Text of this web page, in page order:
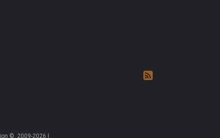
©, 2009-2026 |